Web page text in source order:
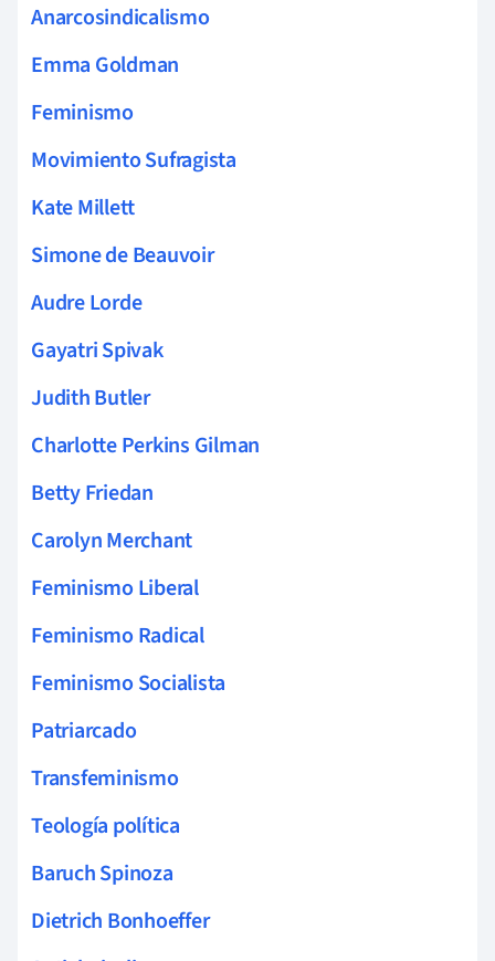
Anarcosindicalismo
Emma Goldman
Feminismo
Movimiento Sufragista
Kate Millett
Simone de Beauvoir
Audre Lorde
Gayatri Spivak
Judith Butler
Charlotte Perkins Gilman
Betty Friedan
Carolyn Merchant
Feminismo Liberal
Feminismo Radical
Feminismo Socialista
Patriarcado
Transfeminismo
Teología política
Baruch Spinoza
Dietrich Bonhoeffer